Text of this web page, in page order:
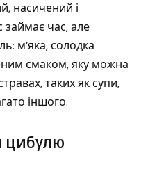
насичений і
час, але
м’яка, солодка
смаком, яку можна
таких як супи,
іншого.
цибулю